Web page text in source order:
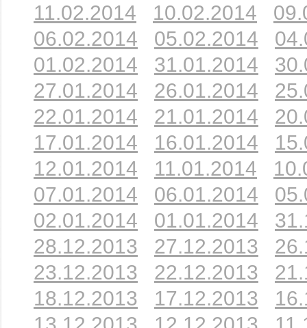
11.02.2014
10.02.2014
06.02.2014
05.02.2014
01.02.2014
31.01.2014
27.01.2014
26.01.2014
22.01.2014
21.01.2014
17.01.2014
16.01.2014
12.01.2014
11.01.2014
07.01.2014
06.01.2014
02.01.2014
01.01.2014
28.12.2013
27.12.2013
23.12.2013
22.12.2013
18.12.2013
17.12.2013